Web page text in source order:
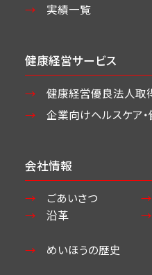
実績一覧
健康経営サービス
健康経営優良法人取
企業向けヘルスケア・
会社情報
ごあいさつ
沿革
めいほうの歴史